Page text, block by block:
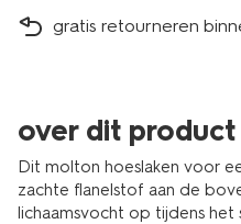
gratis retourneren
over dit product
Dit molton hoeslaken voor
zachte flanelstof aan de
lichaamsvocht op tijdens